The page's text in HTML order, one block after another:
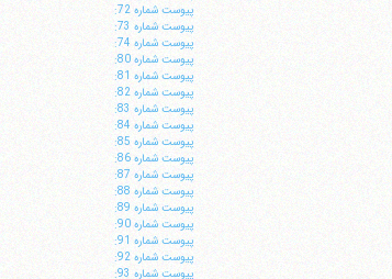
پيوست شماره 72:
پيوست شماره 73:
پيوست شماره 74:
پيوست شماره 80:
پيوست شماره 81:
پيوست شماره 82:
پيوست شماره 83:
پيوست شماره 84:
پيوست شماره 85:
پيوست شماره 86:
پيوست شماره 87:
پيوست شماره 88:
پيوست شماره 89:
پيوست شماره 90:
پيوست شماره 91:
پيوست شماره 92:
پيوست شماره 93: